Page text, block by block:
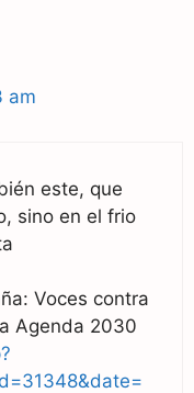
am
este, que
sino en el frio
Voces contra
Agenda 2030